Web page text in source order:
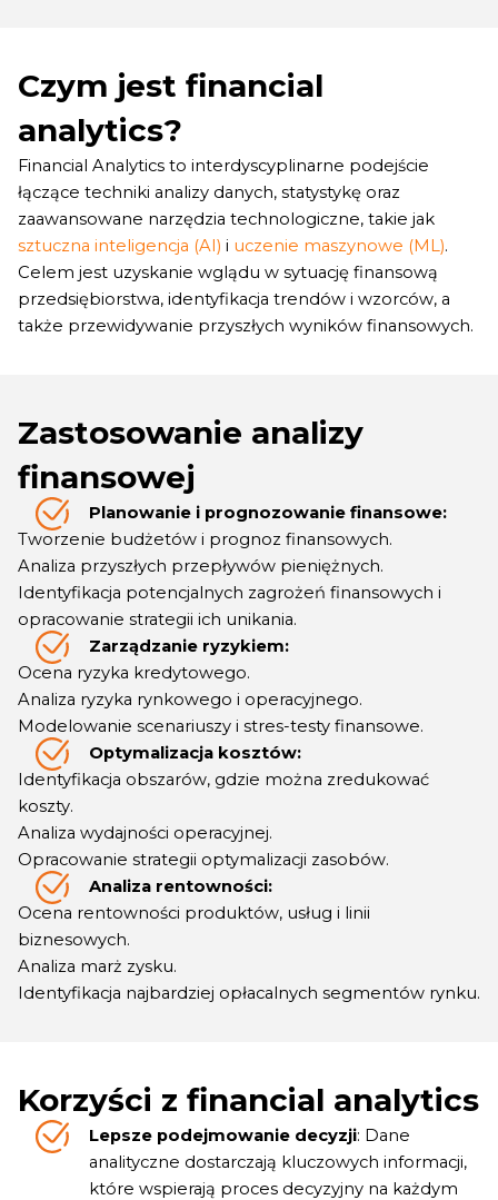
Czym jest financial
analytics?
Financial Analytics to interdyscyplinarne podejście
łączące techniki analizy danych, statystykę oraz
zaawansowane narzędzia technologiczne, takie jak
sztuczna inteligencja (AI) i uczenie maszynowe (ML).
Celem jest uzyskanie wglądu w sytuację finansową
przedsiębiorstwa, identyfikacja trendów i wzorców, a
także przewidywanie przyszłych wyników finansowych.
Zastosowanie analizy
finansowej
Planowanie i prognozowanie finansowe:
Tworzenie budżetów i prognoz finansowych.
Analiza przyszłych przepływów pieniężnych.
Identyfikacja potencjalnych zagrożeń finansowych i
opracowanie strategii ich unikania.
Zarządzanie ryzykiem:
Ocena ryzyka kredytowego.
Analiza ryzyka rynkowego i operacyjnego.
Modelowanie scenariuszy i stres-testy finansowe.
Optymalizacja kosztów:
Identyfikacja obszarów, gdzie można zredukować
koszty.
Analiza wydajności operacyjnej.
Opracowanie strategii optymalizacji zasobów.
Analiza rentowności:
Ocena rentowności produktów, usług i linii
biznesowych.
Analiza marż zysku.
Identyfikacja najbardziej opłacalnych segmentów rynku.
Korzyści z financial analytics
Lepsze podejmowanie decyzji: Dane
analityczne dostarczają kluczowych informacji,
które wspierają proces decyzyjny na każdym